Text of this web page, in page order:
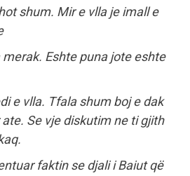
shum. Mir e vlla je imall e
merak. Eshte puna jote eshte
e vlla. Tfala shum boj e dak
Se vje diskutim ne ti gjith
faktin se djali i Baiut që